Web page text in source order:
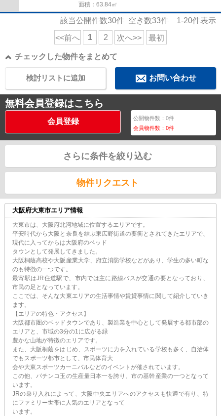
面積：63.84㎡
該当公開件数30件 空き数33件 1-20件表示
<<前へ 1 2 次へ>> 最初
チェックした物件をまとめて
お問い合わせ
検討リストに追加
無料会員登録はこちら
会員登録 公開物件数：0件
会員物件数：0件
さらに条件を絞り込む
物件リクエスト
大阪府大東市エリア情報
大東市は、大阪府北河地域に位置するエリアです。
平安時代から大阪と奈良を結ぶ東広野街道の要衝とされてきたエリアで、
現代に入ってからは大阪府のベッド
タウンとして発展してきました。
大阪桐蔭高校や大阪産業大学、府立消防学校などがあり、学生の多い町な
のも特徴の一つです。
最寄駅はJR住道駅で、市内では主に路線バスが交通の要となっており、
市民の足となっています。
ここでは、そんな大東エリアの生活事情や賃貸事情に関して紹介していき
ます。
【エリアの特色・アクセス】
大阪都市圏のベッドタウンであり、製造業を中心として発展する都市部の
エリアと、市域の3分の1に広がる緑
豊かな山地が特徴のエリアです。
また、大阪桐蔭をはじめ、スポーツに力を入れている学校も多く、自治体
でもスポーツ都市として、市民体育大
会や大東スポーツカーニバルなどのイベントが催されています。
この他、パチンコ玉の生産量日本一を誇り、市の基幹産業の一つとなって
います。
JRの乗り入れによって、大阪中央エリアへのアクセスも快適で有り、特
にファミリー世帯に人気のエリアとなって
います。